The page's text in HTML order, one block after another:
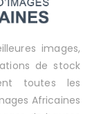
images,
de stock
toutes les
Africaines